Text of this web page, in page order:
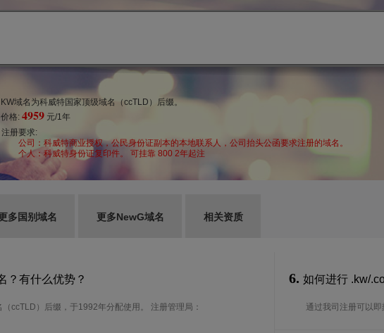
KW域名为科威特国家顶级域名（ccTLD）后缀。
价格: 4959 元/1年
注册要求:
公司：科威特商业授权，公民身份证副本的本地联系人，公司抬头公函要求注册的域名。
个人：科威特身份证复印件。 可挂靠 800 2年起注
多国别域名 更多NewG域名 相关资质
？有什么优势？
ccTLD）后缀，于1992年分配使用。 注册管理局：
6. 如何进行 .kw/
通过我司注册可以即